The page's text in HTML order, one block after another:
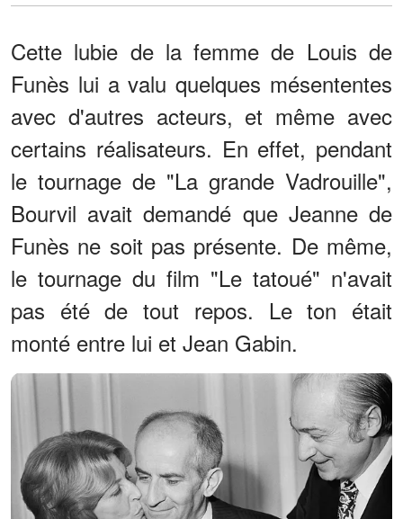
Cette lubie de la femme de Louis de
Funès lui a valu quelques mésententes
avec d'autres acteurs, et même avec
certains réalisateurs. En effet, pendant
le tournage de "La grande Vadrouille",
Bourvil avait demandé que Jeanne de
Funès ne soit pas présente. De même,
le tournage du film "Le tatoué" n'avait
pas été de tout repos. Le ton était
monté entre lui et Jean Gabin.